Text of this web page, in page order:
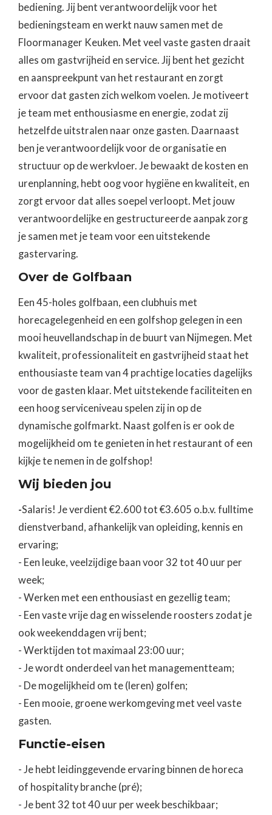
bediening. Jij bent verantwoordelijk voor het
bedieningsteam en werkt nauw samen met de
Floormanager Keuken. Met veel vaste gasten draait
alles om gastvrijheid en service. Jij bent het gezicht
en aanspreekpunt van het restaurant en zorgt
ervoor dat gasten zich welkom voelen. Je motiveert
je team met enthousiasme en energie, zodat zij
hetzelfde uitstralen naar onze gasten. Daarnaast
ben je verantwoordelijk voor de organisatie en
structuur op de werkvloer. Je bewaakt de kosten en
urenplanning, hebt oog voor hygiëne en kwaliteit, en
zorgt ervoor dat alles soepel verloopt. Met jouw
verantwoordelijke en gestructureerde aanpak zorg
je samen met je team voor een uitstekende
gastervaring.
Over de Golfbaan
Een 45-holes golfbaan, een clubhuis met
horecagelegenheid en een golfshop gelegen in een
mooi heuvellandschap in de buurt van Nijmegen. Met
kwaliteit, professionaliteit en gastvrijheid staat het
enthousiaste team van 4 prachtige locaties dagelijks
voor de gasten klaar. Met uitstekende faciliteiten en
een hoog serviceniveau spelen zij in op de
dynamische golfmarkt. Naast golfen is er ook de
mogelijkheid om te genieten in het restaurant of een
kijkje te nemen in de golfshop!
Wij bieden jou
-Salaris! Je verdient €2.600 tot €3.605 o.b.v. fulltime
dienstverband, afhankelijk van opleiding, kennis en
ervaring;
- Een leuke, veelzijdige baan voor 32 tot 40 uur per
week;
- Werken met een enthousiast en gezellig team;
- Een vaste vrije dag en wisselende roosters zodat je
ook weekenddagen vrij bent;
- Werktijden tot maximaal 23:00 uur;
- Je wordt onderdeel van het managementteam;
- De mogelijkheid om te (leren) golfen;
- Een mooie, groene werkomgeving met veel vaste
gasten.
Functie-eisen
- Je hebt leidinggevende ervaring binnen de horeca
of hospitality branche (pré);
- Je bent 32 tot 40 uur per week beschikbaar;